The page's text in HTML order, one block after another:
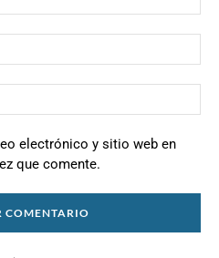
electrónico y sitio web en
que comente.